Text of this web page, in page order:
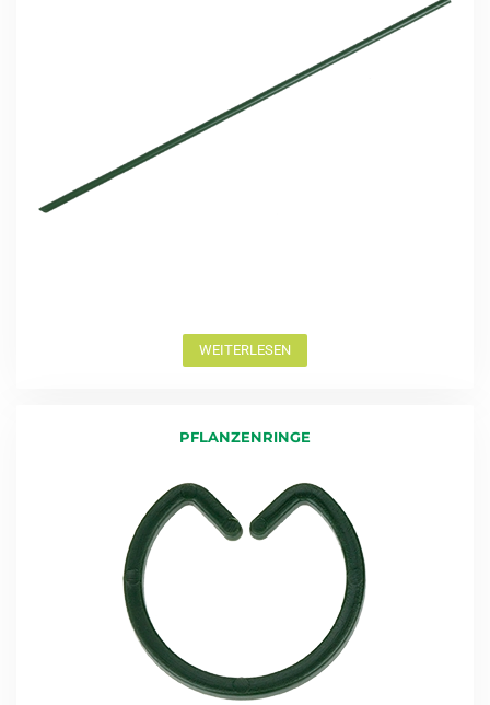
WEITERLESEN
PFLANZENRINGE